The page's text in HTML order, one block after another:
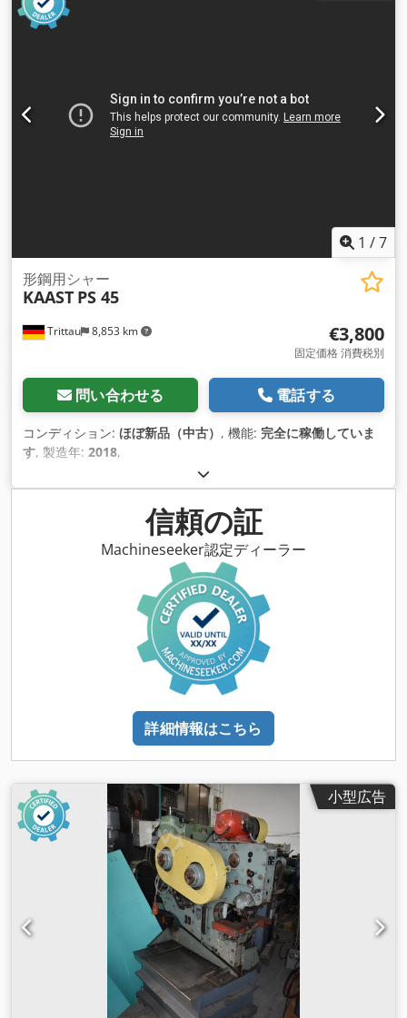
1 /7
Trittau 8,853 km
形鋼用シャー
KAAST PS 45
€3,800
固定価格 消費税別
問い合わせる 電話する
コンディション: ほぼ新品（中古） , 機能: 完全に稼働していま
す, 製造年: 2018,
信頼の証
Machineseeker認定ディーラー
詳細情報はこちら
小型広告